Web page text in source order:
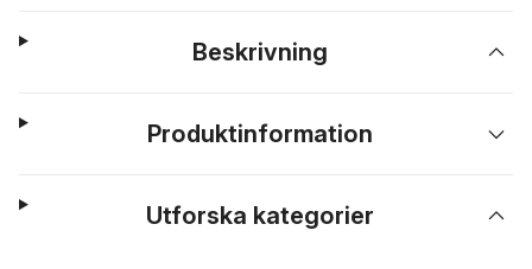
Beskrivning
Produktinformation
Utforska kategorier